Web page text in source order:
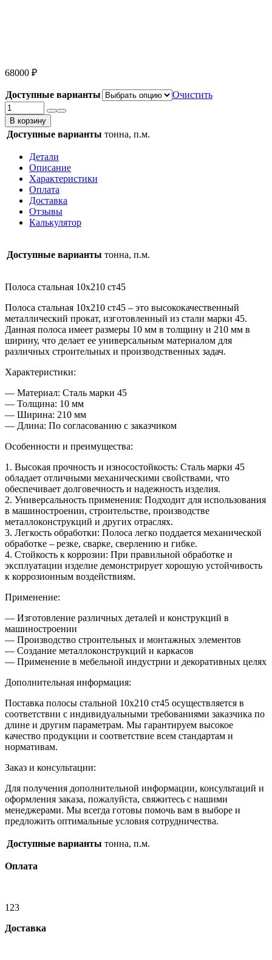
68000 ₽
Доступные варианты
Очистить
Количество
товара
Полоса
стальная
В корзину
Доступные варианты тонна, п.м.
Детали
Описание
Характеристики
Оплата
Доставка
Отзывы
Калькулятор
Доступные варианты тонна, п.м.
Полоса стальная 10х210 ст45
Полоса стальная 10х210 ст45 – это высококачественный
металлический прокат, изготовленный из стали марки 45.
Данная полоса имеет размеры 10 мм в толщину и 210 мм в
ширину, что делает ее универсальным материалом для
различных строительных и производственных задач.
Характеристики:
— Материал: Сталь марки 45
— Толщина: 10 мм
— Ширина: 210 мм
— Длина: По согласованию с заказчиком
Особенности и преимущества:
1. Высокая прочность и износостойкость: Сталь марки 45
обладает отличными механическими свойствами, что
обеспечивает долговечность и надежность изделия.
2. Универсальность применения: Подходит для использования
в машиностроении, строительстве, производстве
металлоконструкций и других отраслях.
3. Легкость обработки: Полоса легко поддается механической
обработке – резке, сварке, сверлению и гибке.
4. Стойкость к коррозии: При правильной обработке и
эксплуатации изделие демонстрирует хорошую устойчивость
к коррозионным воздействиям.
Применение:
— Изготовление различных деталей и конструкций в
машиностроении
— Производство строительных и монтажных элементов
— Создание металлоконструкций и каркасов
— Применение в мебельной индустрии и декоративных целях
Дополнительная информация:
Поставка полосы стальной 10х210 ст45 осуществляется в
соответствии с индивидуальными требованиями заказчика по
длине и другим параметрам. Мы гарантируем высокое
качество продукции и соответствие всем стандартам и
нормативам.
Заказ и консультации:
Для получения дополнительной информации, консультаций и
оформления заказа, пожалуйста, свяжитесь с нашими
менеджерами. Мы всегда готовы помочь вам в выборе и
предложить оптимальные условия сотрудничества.
Доступные варианты тонна, п.м.
Оплата
123
Доставка